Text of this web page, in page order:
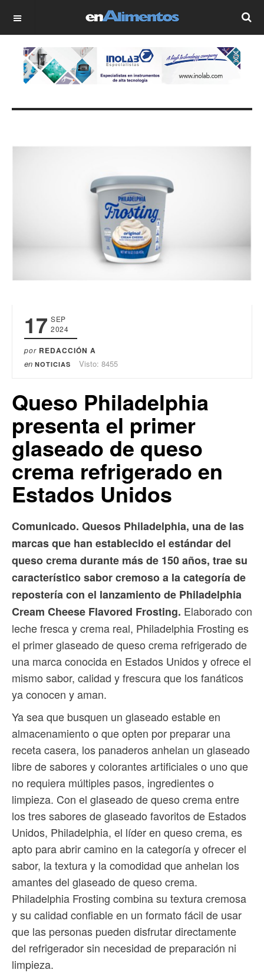
OFF CANVAS
17 SEP
2024
por REDACCIÓN A
en NOTICIAS Visto: 8455
Queso Philadelphia
presenta el primer
glaseado de queso
crema refrigerado en
Estados Unidos
Comunicado. Quesos Philadelphia, una de las
marcas que han establecido el estándar del
queso crema durante más de 150 años, trae su
característico sabor cremoso a la categoría de
repostería con el lanzamiento de Philadelphia
Cream Cheese Flavored Frosting. Elaborado con
leche fresca y crema real, Philadelphia Frosting es
el primer glaseado de queso crema refrigerado de
una marca conocida en Estados Unidos y ofrece el
mismo sabor, calidad y frescura que los fanáticos
ya conocen y aman.
Ya sea que busquen un glaseado estable en
almacenamiento o que opten por preparar una
receta casera, los panaderos anhelan un glaseado
libre de sabores y colorantes artificiales o uno que
no requiera múltiples pasos, ingredientes o
limpieza. Con el glaseado de queso crema entre
los tres sabores de glaseado favoritos de Estados
Unidos, Philadelphia, el líder en queso crema, es
apto para abrir camino en la categoría y ofrecer el
sabor, la textura y la comodidad que anhelan los
amantes del glaseado de queso crema.
Philadelphia Frosting combina su textura cremosa
y su calidad confiable en un formato fácil de usar
que las personas pueden disfrutar directamente
del refrigerador sin necesidad de preparación ni
limpieza.